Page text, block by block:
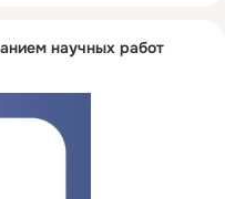
научных работ